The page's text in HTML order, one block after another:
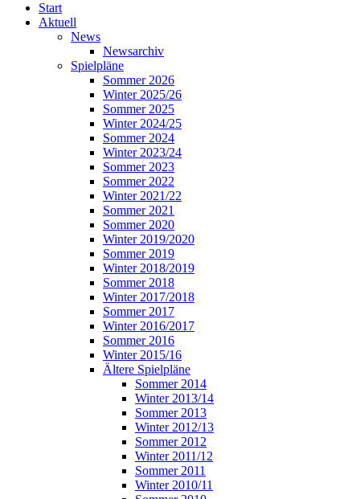
Start
Aktuell
News
Newsarchiv
Spielpläne
Sommer 2026
Winter 2025/26
Sommer 2025
Winter 2024/25
Sommer 2024
Winter 2023/24
Sommer 2023
Sommer 2022
Winter 2021/22
Sommer 2021
Sommer 2020
Winter 2019/2020
Sommer 2019
Winter 2018/2019
Sommer 2018
Winter 2017/2018
Sommer 2017
Winter 2016/2017
Sommer 2016
Winter 2015/16
Ältere Spielpläne
Sommer 2014
Winter 2013/14
Sommer 2013
Winter 2012/13
Sommer 2012
Winter 2011/12
Sommer 2011
Winter 2010/11